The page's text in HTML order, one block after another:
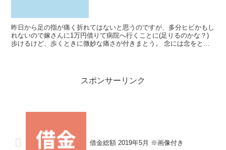
昨日から足の指が痛く折れてはないと思うのですが、多分ヒビかもし
れないので嫁さんに1万円借りて病院へ行くことに(足りるのかな？)
歩けるけど、歩くときに微妙な痛さが付きまとう。 念には念をと何
スポンサーリンク
借金総額 2019年5月 ※画像付き